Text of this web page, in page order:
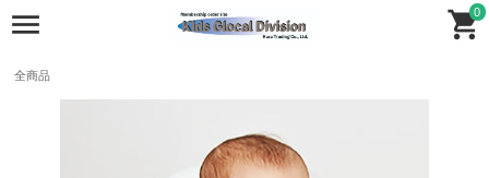
0
全商品